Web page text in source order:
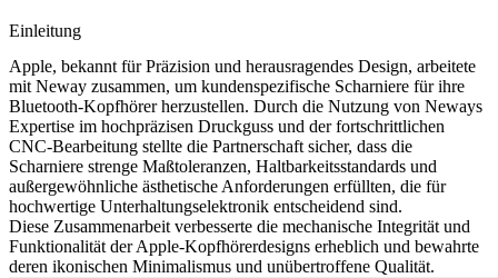
Einleitung
Apple, bekannt für Präzision und herausragendes Design, arbeitete
mit Neway zusammen, um kundenspezifische Scharniere für ihre
Bluetooth-Kopfhörer herzustellen. Durch die Nutzung von Neways
Expertise im hochpräzisen Druckguss und der fortschrittlichen
CNC-Bearbeitung stellte die Partnerschaft sicher, dass die
Scharniere strenge Maßtoleranzen, Haltbarkeitsstandards und
außergewöhnliche ästhetische Anforderungen erfüllten, die für
hochwertige Unterhaltungselektronik entscheidend sind.
Diese Zusammenarbeit verbesserte die mechanische Integrität und
Funktionalität der Apple-Kopfhörerdesigns erheblich und bewahrte
deren ikonischen Minimalismus und unübertroffene Qualität.